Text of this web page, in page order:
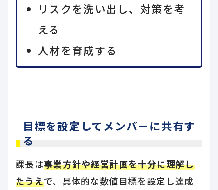
リスクを洗い出し、対策を考
える
人材を育成する
目標を設定してメンバーに共有す
る
課長は事業方針や経営計画を十分に理解し
たうえで、具体的な数値目標を設定し達成